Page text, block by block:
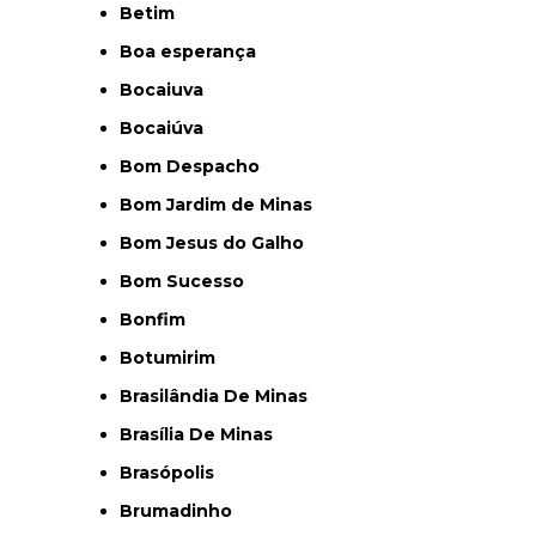
Betim
Boa esperança
Bocaiuva
Bocaiúva
Bom Despacho
Bom Jardim de Minas
Bom Jesus do Galho
Bom Sucesso
Bonfim
Botumirim
Brasilândia De Minas
Brasília De Minas
Brasópolis
Brumadinho